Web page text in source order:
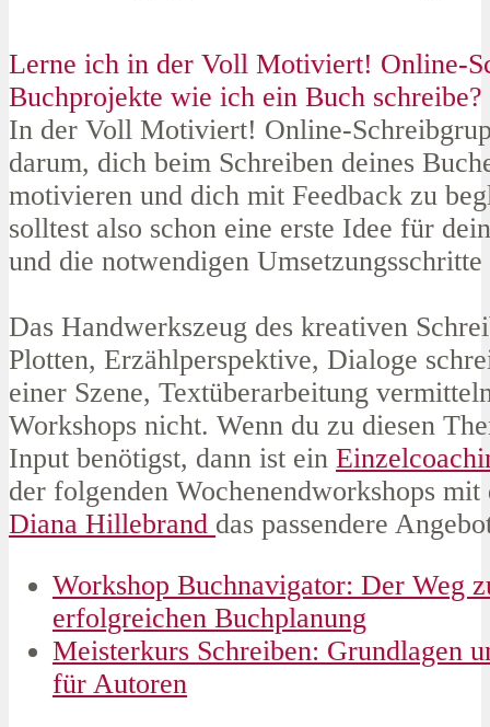
Lerne ich in der Voll Motiviert! Online-
Buchprojekte wie ich ein Buch schreibe?
In der Voll Motiviert! Online-
darum, dich beim Schreiben deines
motivieren und dich mit Feedback zu
solltest also schon eine erste Idee für
und die notwendigen Umsetzungsschritte
Das Handwerkszeug des kreativen
Plotten, Erzählperspektive, Dialoge
einer Szene, Textüberarbeitung
Workshops nicht. Wenn du zu diesen
Input benötigst, dann ist ein
der folgenden Wochenendworkshops
Diana Hillebrand das passendere
Workshop Buchnavigator: Der Weg
erfolgreichen Buchplanung
Meisterkurs Schreiben: Grundlagen
für Autoren